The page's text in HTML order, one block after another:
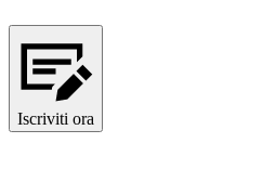
Iscriviti ora